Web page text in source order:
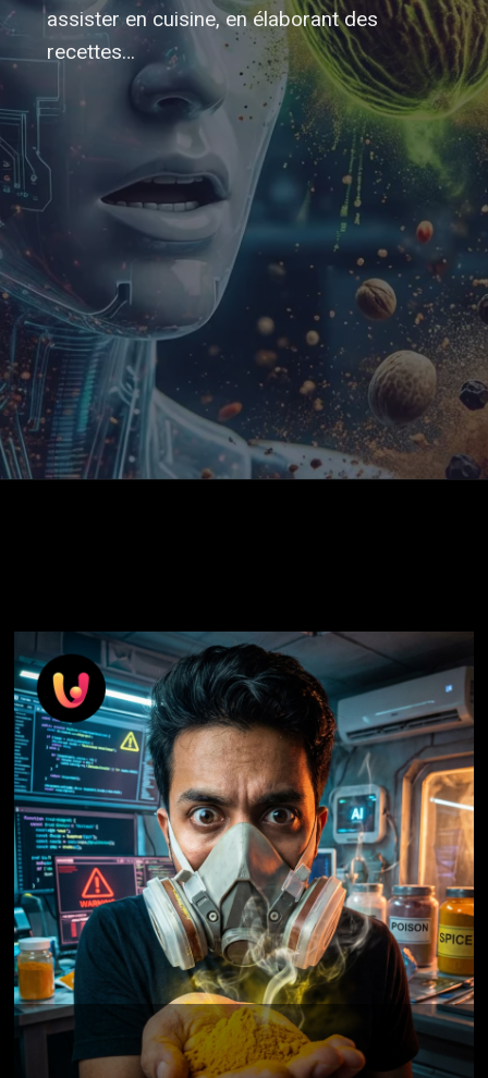
assister en cuisine, en élaborant des
recettes…